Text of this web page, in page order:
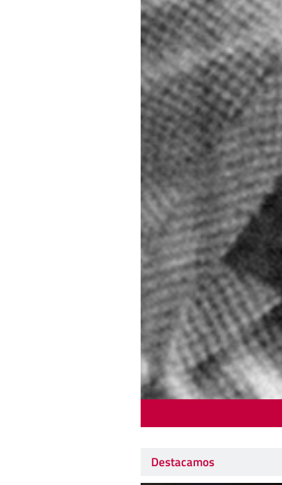
Destacamos